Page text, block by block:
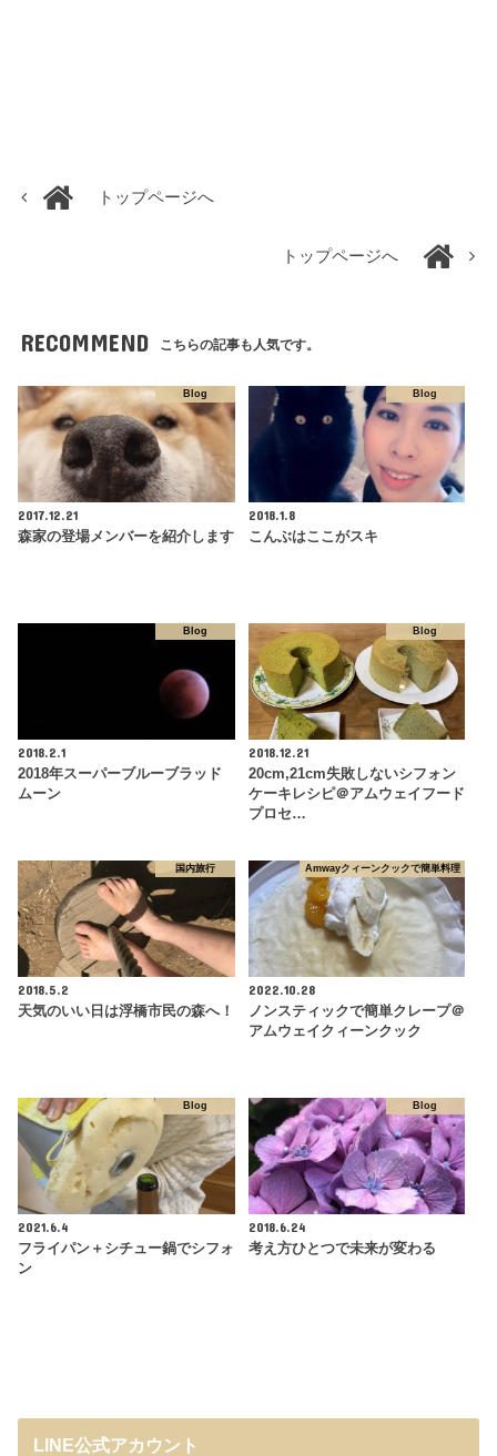
トップページへ
トップページへ
RECOMMEND こちらの記事も人気です。
Blog
2017.12.21
森家の登場メンバーを紹介します
Blog
2018.1.8
こんぶはここがスキ
Blog
2018.2.1
2018年スーパーブルーブラッド
ムーン
Blog
2018.12.21
20cm,21cm失敗しないシフォン
ケーキレシピ＠アムウェイフード
プロセ…
国内旅行
2018.5.2
天気のいい日は浮橋市民の森へ！
Amwayクィーンクックで簡単料理
2022.10.28
ノンスティックで簡単クレープ＠
アムウェイクィーンクック
Blog
2021.6.4
フライパン＋シチュー鍋でシフォ
ン
Blog
2018.6.24
考え方ひとつで未来が変わる
LINE公式アカウント